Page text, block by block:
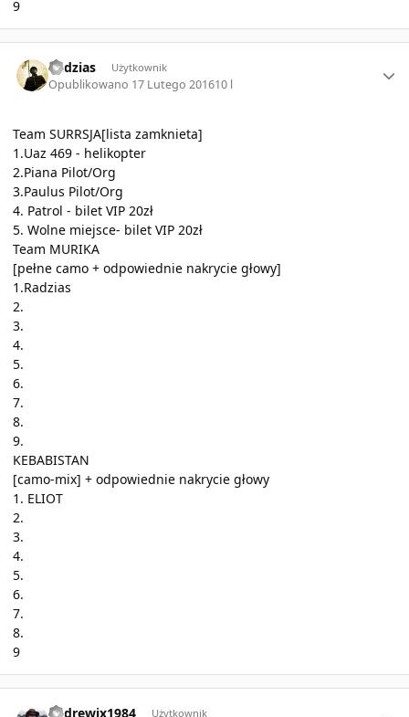
9
Radzias Użytkownik
Opublikowano 17 Lutego 201610 l
Team SURRSJA[lista zamknieta]
1.Uaz 469 - helikopter
2.Piana Pilot/Org
3.Paulus Pilot/Org
4. Patrol - bilet VIP 20zł
5. Wolne miejsce- bilet VIP 20zł
Team MURIKA
[pełne camo + odpowiednie nakrycie głowy]
1.Radzias
2.
3.
4.
5.
6.
7.
8.
9.
KEBABISTAN
[camo-mix] + odpowiednie nakrycie głowy
1. ELIOT
2.
3.
4.
5.
6.
7.
8.
9
andrewix1984 Użytkownik